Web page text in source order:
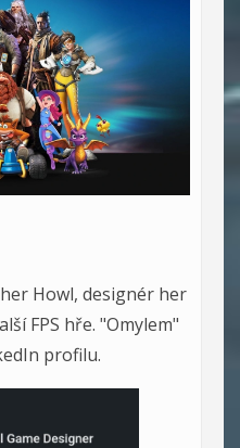
Howl, designér her
FPS hře. "Omylem"
profilu.